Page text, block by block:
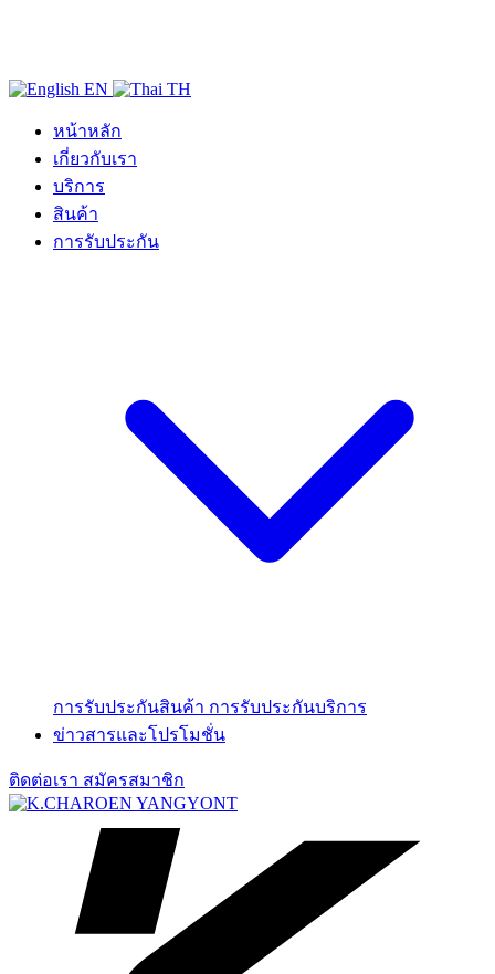
EN TH
หน้าหลัก
เกี่ยวกับเรา
บริการ
สินค้า
การรับประกัน
การรับประกันสินค้า การรับประกันบริการ
ข่าวสารและโปรโมชั่น
ติดต่อเรา สมัครสมาชิก